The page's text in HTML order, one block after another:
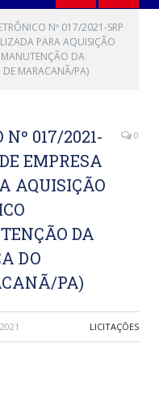
Nº 017/2021-SRP
PARA AQUISIÇÃO
MANUTENÇÃO DA
MARACANÃ/PA)
Nº 017/2021-
EMPRESA
AQUISIÇÃO
DA
DO
PA)
0
LICITAÇÕES